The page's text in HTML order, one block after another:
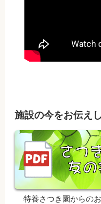
施設の今をお伝え
特養さつき園からのお